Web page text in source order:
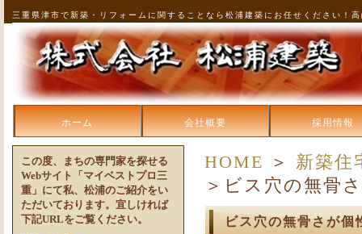
三重県津市で新築・リフォームに関することなら松浦建築にお任せください！
ホーム 会社概要 採用情報
HOME ＞ 新築住
＞ビス穴の無骨
ビス穴の無骨さが
この度、まちの専門家を探せる
Webサイト「マイベストプロ三
重」にて私、松浦のご紹介をい
ただいております。宜しければ
下記URLをご覧ください。